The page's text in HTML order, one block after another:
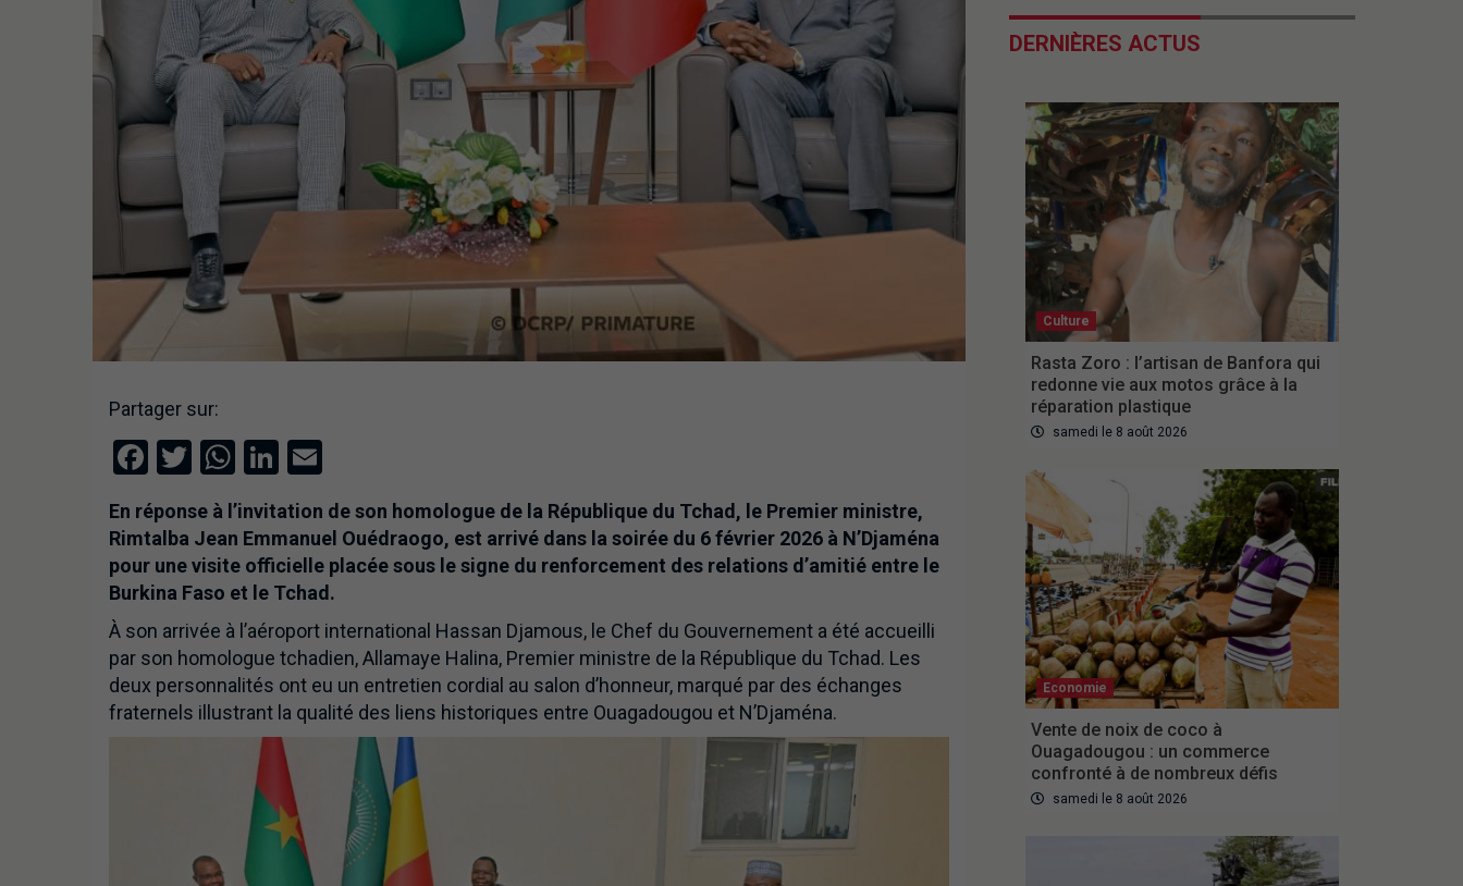
Partager sur:
Facebook
TwitterWhatsApp
LinkedIn
En réponse à l’invitation de son homologue de la République du Tchad, le Premier ministre,
Rimtalba Jean Emmanuel Ouédraogo, est arrivé dans la soirée du 6 février 2026 à N’Djaména
pour une visite officielle placée sous le signe du renforcement des relations d’amitié entre le
Burkina Faso et le Tchad.
À son arrivée à l’aéroport international Hassan Djamous, le Chef du Gouvernement a été accueilli
par son homologue tchadien, Allamaye Halina, Premier ministre de la République du Tchad. Les
deux personnalités ont eu un entretien cordial au salon d’honneur, marqué par des échanges
fraternels illustrant la qualité des liens historiques entre Ouagadougou et N’Djaména.
DERNIÈRES ACTUS
Culture
Rasta Zoro : l’artisan de Banfora qui
redonne vie aux motos grâce à la
réparation plastique
samedi le 8 août 2026
Economie
Vente de noix de coco à
Ouagadougou : un commerce
confronté à de nombreux défis
samedi le 8 août 2026